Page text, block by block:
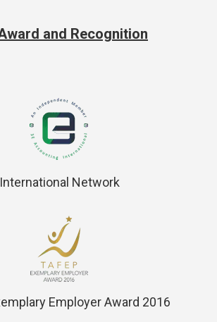
and Recognition
International Network
Employer Award 2016